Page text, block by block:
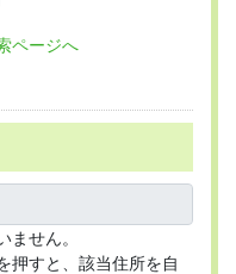
ページへ
せん。
押すと、該当住所を自